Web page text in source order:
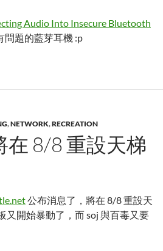
Audio Into Insecure Bluetooth
問題的藍芽耳機 :p
,NETWORK,RECREATION
在 8/8 重設天梯
公布消息了，將在 8/8 重設天
又開始暴動了，而 soj 與百毒又要